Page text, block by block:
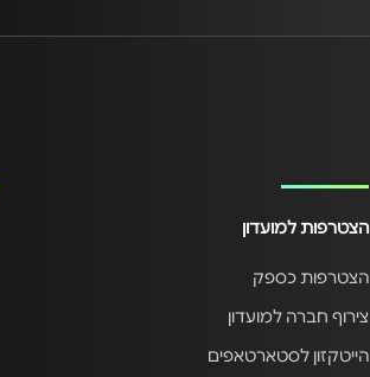
הצטרפות למועדון
הצטרפות כספק
צירוף חברה למועדון
הייטקזון לסטארטאפים